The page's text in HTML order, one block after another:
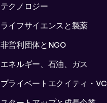
テクノロジー
ライフサイエンスと製薬
非営利団体とNGO
エネルギー、石油、ガス
プライベートエクイティ・VC